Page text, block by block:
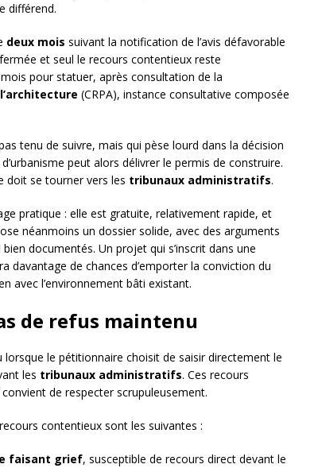
différend.
deux mois suivant la notification de l’avis défavorable
et seul le recours contentieux reste
pour statuer, après consultation de la
(CRPA), instance consultative composée
tenu de suivre, mais qui pèse lourd dans la décision
peut alors délivrer le permis de construire.
doit se tourner vers les tribunaux administratifs.
pratique : elle est gratuite, relativement rapide, et
néanmoins un dossier solide, avec des arguments
documentés. Un projet qui s’inscrit dans une
davantage de chances d’emporter la conviction du
avec l’environnement bâti existant.
de refus maintenu
le pétitionnaire choisit de saisir directement le
les tribunaux administratifs. Ces recours
de respecter scrupuleusement.
contentieux sont les suivantes :
faisant grief, susceptible de recours direct devant le